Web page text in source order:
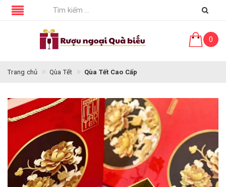
0
Trang chủ Qùa Tết Qùa Tết Cao Cấp